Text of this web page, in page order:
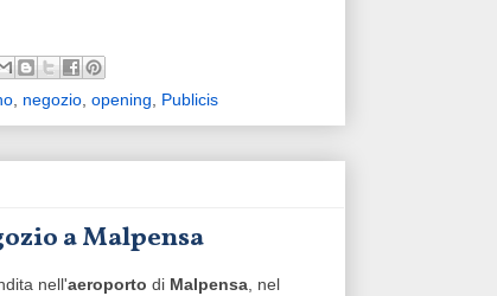
, negozio, opening, Publicis
a Malpensa
nell'aeroporto di Malpensa, nel